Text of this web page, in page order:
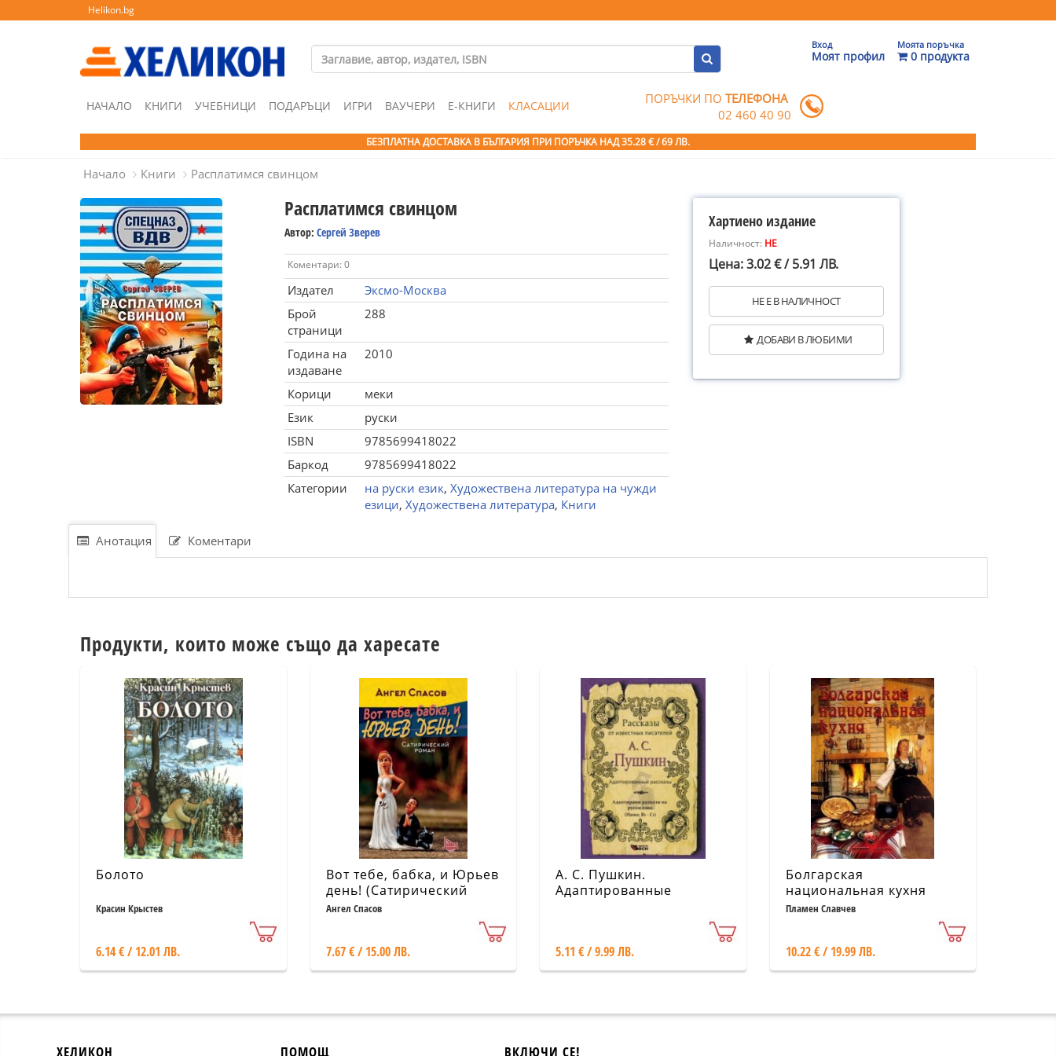
Helikon.bg
Вход
Моят профил
Моята поръчка
0 продукта
НАЧАЛО КНИГИ УЧЕБНИЦИ ПОДАРЪЦИ ИГРИ ВАУЧЕРИ Е-КНИГИ КЛАСАЦИИ ПОРЪЧКИ ПОТЕЛЕФОНА
02 460 40 90
БЕЗПЛАТНА ДОСТАВКА В БЪЛГАРИЯ ПРИ ПОРЪЧКА НАД 35.28 € / 69 ЛВ.
Начало Книги Расплатимся свинцом
Расплатимся свинцом
Автор: Сергей Зверев
Коментари: 0
Издател
Эксмо-Москва
Брой
страници
288
Година на
издаване
2010
Корици
меки
Език
руски
ISBN
9785699418022
Баркод
9785699418022
Категории
на руски език, Художествена литература на чужди
езици, Художествена литература, Книги
Хартиено издание
Наличност: НЕ
Цена: 3.02 € / 5.91 ЛВ.
НЕ Е В НАЛИЧНОСТ
ДОБАВИ В ЛЮБИМИ
Анотация Коментари
Продукти, които може също да харесате
Болото
Красин Крыстев
6.14 € / 12.01 ЛВ.
Вот тебе, бабка, и Юрьев
день! (Сатирический
роман)
Ангел Спасов
7.67 € / 15.00 ЛВ.
А. С. Пушкин.
Адаптированные
5.11 € / 9.99 ЛВ.
Болгарская
национальная кухня
Пламен Славчев
10.22 € / 19.99 ЛВ.
ХЕЛИКОН ПОМОЩ ВКЛЮЧИ СЕ!